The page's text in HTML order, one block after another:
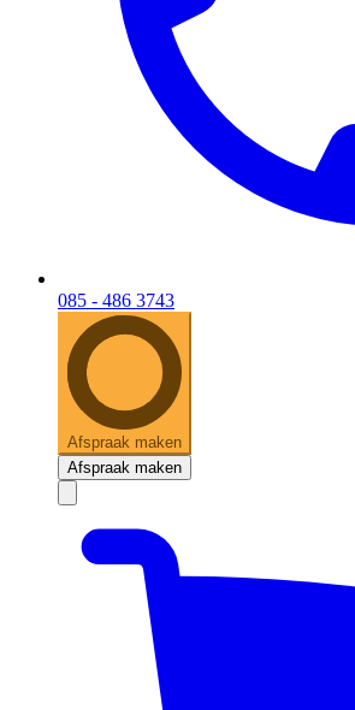
085 - 486 3743
Afspraak maken
Afspraak maken